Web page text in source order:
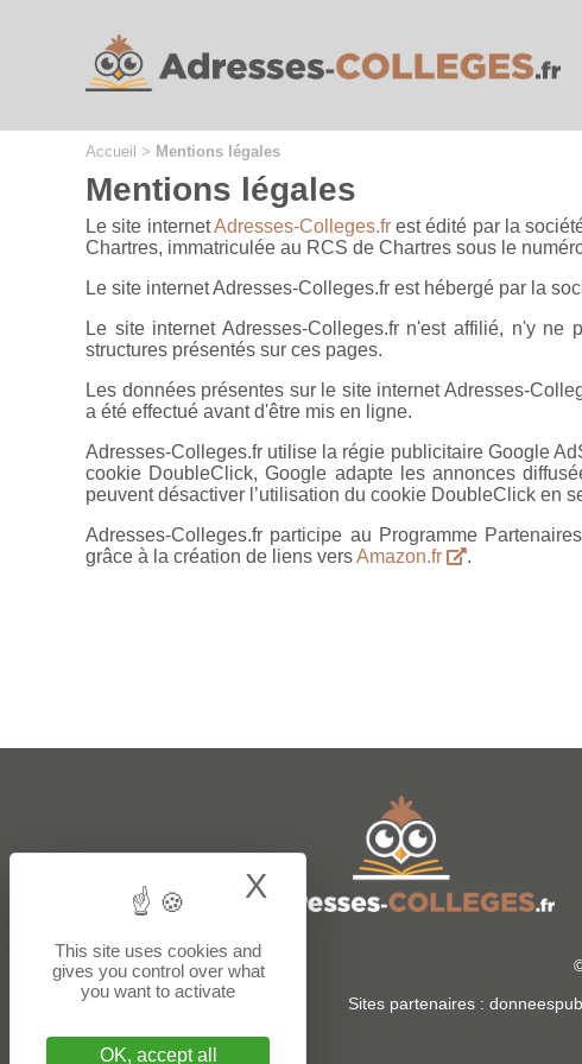
Accueil > Mentions légales
Mentions légales
Le site internetAdresses-Colleges.frest édité par la
Chartres, immatriculée au RCS de Chartres sous le
Le site internet Adresses-Colleges.fr est hébergé par la
Le site internet Adresses-Colleges.fr n'est affilié, n'y
structures présentés sur ces pages.
Les données présentes sur le site internet Adresses-
a été effectué avant d'être mis en ligne.
Adresses-Colleges.fr utilise la régie publicitaire Google
cookie DoubleClick, Google adapte les annonces
peuvent désactiver l’utilisation du cookie DoubleClick en
Adresses-Colleges.fr participe au Programme
grâce à la création de liens versAmazon.fr .
Sites partenaires :
This site uses cookies and
gives you control over what
you want to activate
OK, accept all
X Hide cookie banner